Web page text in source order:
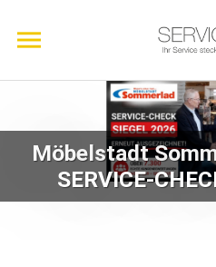
Möbelstadt
SERVICE-